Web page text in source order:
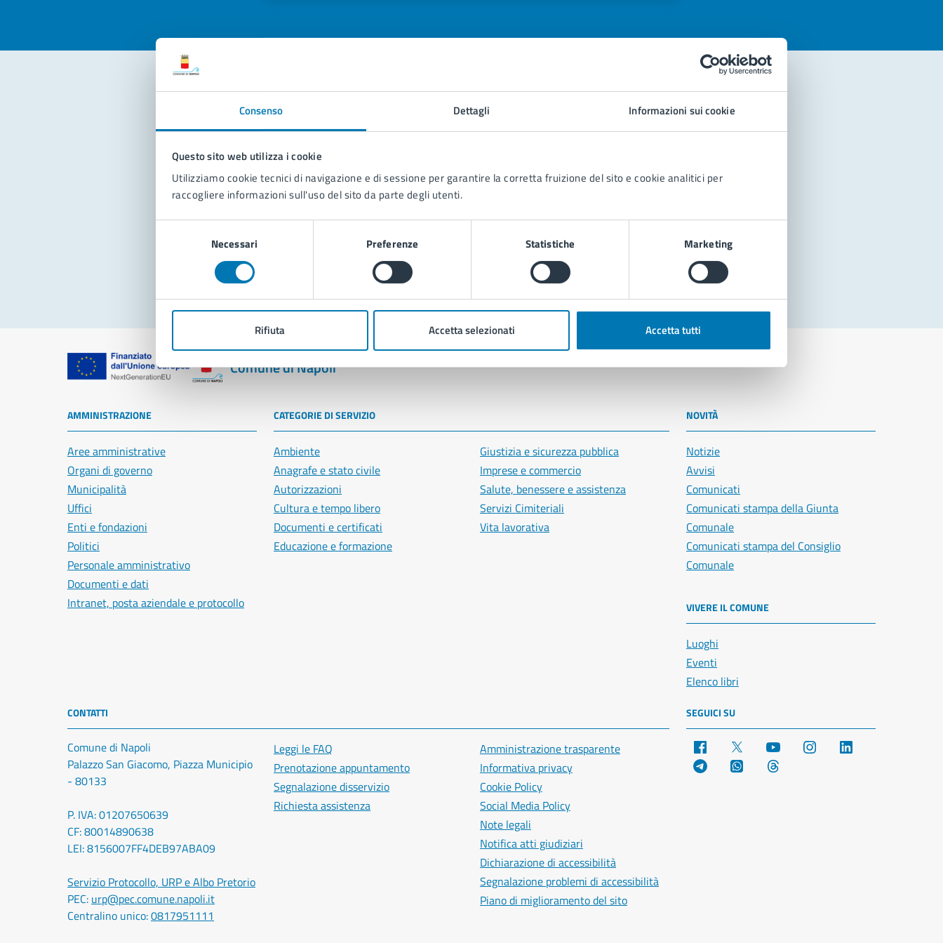
Consenso Dettagli Informazioni sui cookie
Questo sito web utilizza i cookie
Utilizziamo cookie tecnici di navigazione e di sessione per garantire la corretta fruizione del sito e cookie analitici per
raccogliere informazioni sull'uso del sito da parte degli utenti.
Necessari Preferenze Statistiche Marketing
Rifiuta Accetta selezionati Accetta tutti
Richiedi assistenza
Prenota appuntamento
Problemi in città
Segnala disservizio
Comune di Napoli
AMMINISTRAZIONE
Aree amministrative
Organi di governo
Municipalità
Uffici
Enti e fondazioni
Politici
Personale amministrativo
Documenti e dati
Intranet, posta aziendale e protocollo
CATEGORIE DI SERVIZIO
Ambiente
Anagrafe e stato civile
Autorizzazioni
Cultura e tempo libero
Documenti e certificati
Educazione e formazione
Giustizia e sicurezza pubblica
Imprese e commercio
Salute, benessere e assistenza
Servizi Cimiteriali
Vita lavorativa
NOVITÀ
Notizie
Avvisi
Comunicati
Comunicati stampa della Giunta
Comunale
Comunicati stampa del Consiglio
Comunale
VIVERE IL COMUNE
Luoghi
Eventi
Elenco libri
CONTATTI
Comune di Napoli
Palazzo San Giacomo, Piazza Municipio
- 80133
P. IVA: 01207650639
CF: 80014890638
LEI: 8156007FF4DEB97ABA09
Servizio Protocollo, URP e Albo Pretorio
PEC: urp@pec.comune.napoli.it
Centralino unico:0817951111
Leggi le FAQ
Prenotazione appuntamento
Segnalazione disservizio
Richiesta assistenza
Amministrazione trasparente
Informativa privacy
Cookie Policy
Social Media Policy
Note legali
Notifica atti giudiziari
Dichiarazione di accessibilità
Segnalazione problemi di accessibilità
Piano di miglioramento del sito
SEGUICI SU
Facebook YouTube Instagram
Telegram WhatsApp